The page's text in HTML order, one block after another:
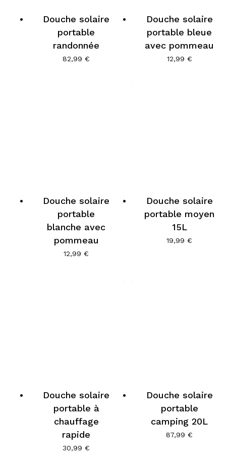
Douche solaire
portable
randonnée
82,99€
Douche solaire
portable bleue
avec pommeau
12,99 €
Douche solaire
portable
blanche avec
pommeau
12,99€
Douche solaire
portable moyen
15L
19,99€
Douche solaire
portable à
chauffage
rapide
30,99€
Douche solaire
portable
camping 20L
87,99€